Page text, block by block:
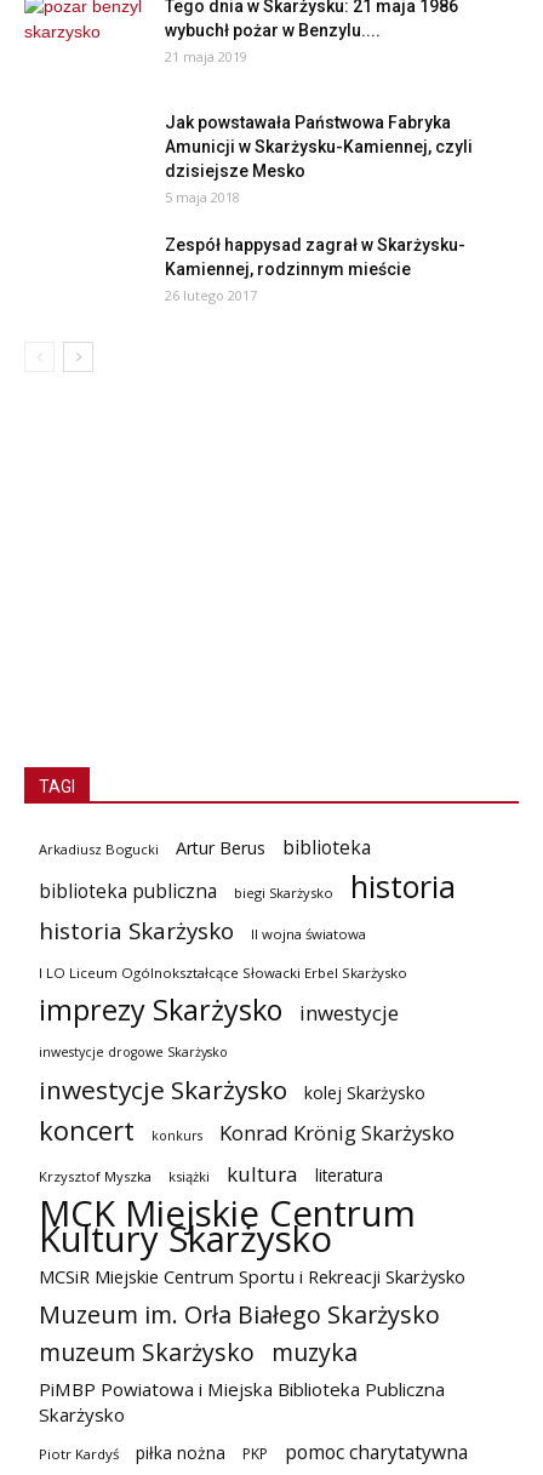
Tego dnia w Skarżysku: 21 maja 1986
wybuchł pożar w Benzylu....
21 maja 2019
Jak powstawała Państwowa Fabryka
Amunicji w Skarżysku-Kamiennej, czyli
dzisiejsze Mesko
5 maja 2018
Zespół happysad zagrał w Skarżysku-
Kamiennej, rodzinnym mieście
26 lutego 2017
TAGI
Arkadiusz Bogucki Artur Berus
biblioteka
biblioteka publiczna
biegi Skarżysko historia
historia Skarżysko II wojna światowa
I LO Liceum Ogólnokształcące Słowacki Erbel Skarżysko
imprezy Skarżysko inwestycje
inwestycje drogowe Skarżysko
inwestycje Skarżysko kolej Skarżysko
koncert konkurs Konrad Krönig Skarżysko
Krzysztof Myszka książki kultura literatura
MCK Miejskie Centrum
Kultury Skarżysko
MCSiR Miejskie Centrum Sportu i Rekreacji Skarżysko
Muzeum im. Orła Białego Skarżysko
muzeum Skarżysko
muzyka
PiMBP Powiatowa i Miejska Biblioteka Publiczna
Skarżysko
Piotr Kardyś piłka nożna PKP
pomoc charytatywna